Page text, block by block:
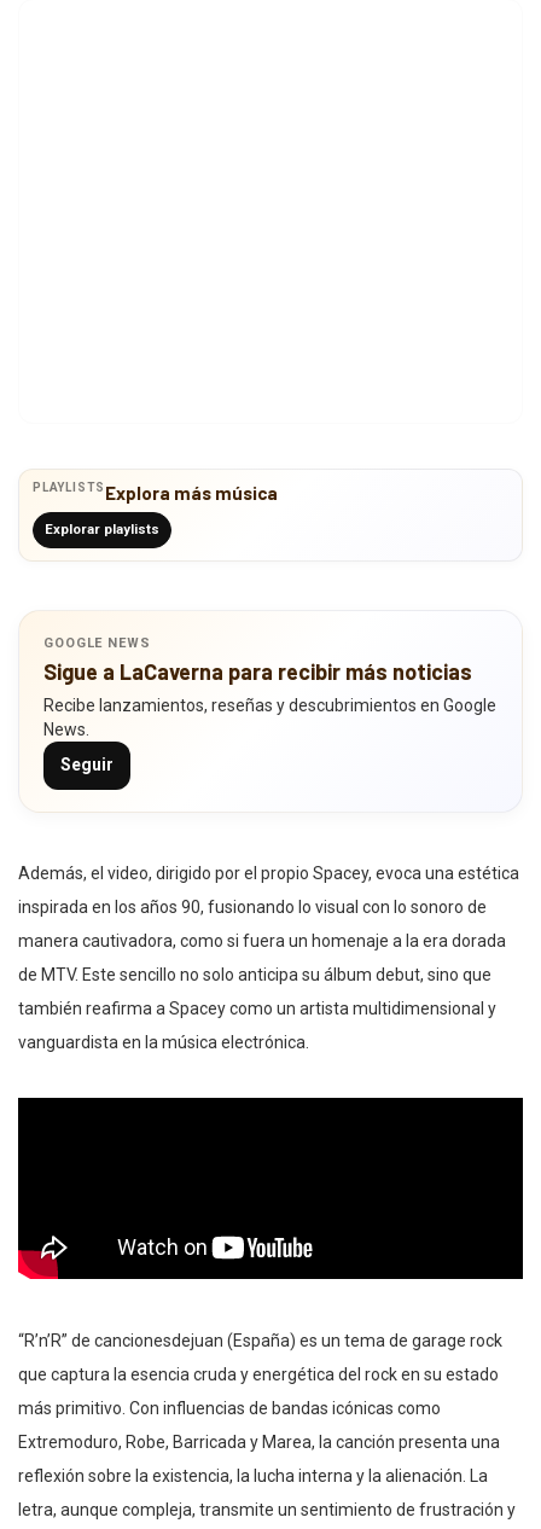
PLAYLISTS Explora más música
Explorar playlists
GOOGLE NEWS
Sigue a LaCaverna para recibir más noticias
Recibe lanzamientos, reseñas y descubrimientos en Google
News.
Seguir
Además, el video, dirigido por el propio Spacey, evoca una estética
inspirada en los años 90, fusionando lo visual con lo sonoro de
manera cautivadora, como si fuera un homenaje a la era dorada
de MTV. Este sencillo no solo anticipa su álbum debut, sino que
también reafirma a Spacey como un artista multidimensional y
vanguardista en la música electrónica.
“R’n’R” de cancionesdejuan (España) es un tema de garage rock
que captura la esencia cruda y energética del rock en su estado
más primitivo. Con influencias de bandas icónicas como
Extremoduro, Robe, Barricada y Marea, la canción presenta una
reflexión sobre la existencia, la lucha interna y la alienación. La
letra, aunque compleja, transmite un sentimiento de frustración y